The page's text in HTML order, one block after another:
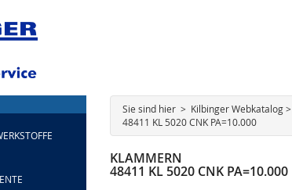
Sie sind hier > Kilbinger Webkatalog >
48411 KL 5020 CNK PA=10.000
KLAMMERN
48411 KL 5020 CNK PA=10.000